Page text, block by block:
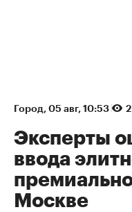
Город⁠, 05 авг, 10:53
Эксперты
ввода
Москве